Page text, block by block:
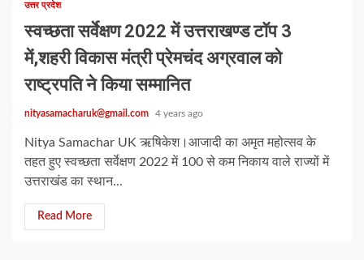
उत्तर प्रदेश
स्वच्छता सर्वेक्षण 2022 में उत्तराखण्ड टॉप 3
में,शहरी विकास मंत्री प्रेमचंद अग्रवाल को
राष्ट्रपति ने किया सम्मानित
nityasamacharuk@gmail.com 4 years ago
Nitya Samachar UK ऋषिकेश।आजादी का अमृत महोत्सव के
तहत हुए स्वच्छता सर्वेक्षण 2022 में 100 से कम निकाय वाले राज्यों में
उत्तराखंड का स्थान...
Read More